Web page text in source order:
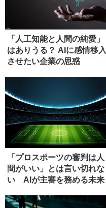
「人工知能と人間の純愛」
はありうる？ AIに感情移入
させたい企業の思惑
「プロスポーツの審判は人
間がいい」とは言い切れな
い AIが主審を務める未来